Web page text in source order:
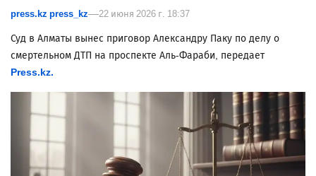
press.kz press_kz 22 июня 2026 г. 18:37
Суд в Алматы вынес приговор Александру Паку по делу о
смертельном ДТП на проспекте Аль-Фараби, передает
Press.kz.